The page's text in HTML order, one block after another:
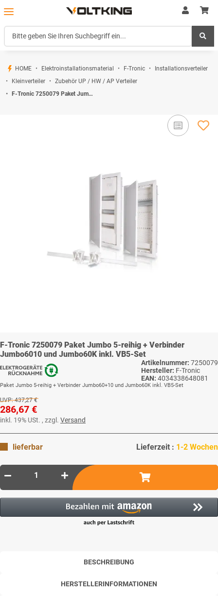
HOME Elektroinstallationsmaterial F-Tronic
Installationsverteiler
Kleinverteiler
Zubehör UP / HW / AP Verteiler
F-Tronic 7250079 Paket Jumbo 5-reihig + Verbinder Jumbo6010 und Jumbo60K inkl. VB5-Set
F-Tronic 7250079 Paket Jumbo 5-reihig + Verbinder
Jumbo6010 und Jumbo60K inkl. VB5-Set
Artikelnummer: 7250079
Hersteller: F-Tronic
EAN: 4034338648081
Paket Jumbo 5-reihig + Verbinder Jumbo60+10 und Jumbo60K inkl. VB5-Set
UVP: 437,27 €
286,67 €
inkl. 19% USt. , zzgl. Versand
lieferbar Lieferzeit : 1-2 Wochen
BESCHREIBUNG
HERSTELLERINFORMATIONEN